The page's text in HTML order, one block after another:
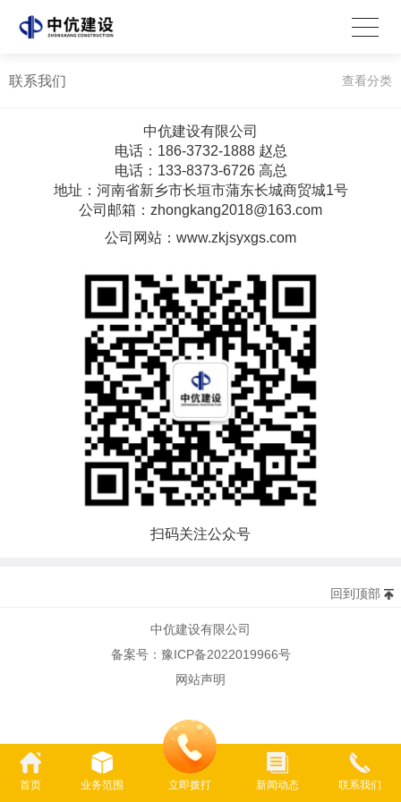
联系我们 查看分类
中伉建设有限公司
电话：186-3732-1888 赵总
电话：133-8373-6726 高总
地址：河南省新乡市长垣市蒲东长城商贸城1号
公司邮箱：zhongkang2018@163.com
公司网站： www.zkjsyxgs.com
扫码关注公众号
首页 业务范围 立即拨打 新闻动态 联系我们
回到顶部
中伉建设有限公司
备案号： 豫ICP备2022019966号
网站声明